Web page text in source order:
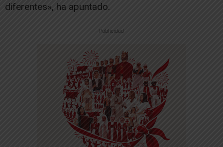
diferentes», ha apuntado.
-- Publicidad --